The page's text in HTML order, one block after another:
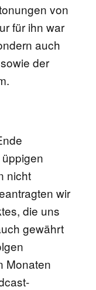
von
für ihn war
auch
der
nicht
wir
die uns
gewährt
Monaten